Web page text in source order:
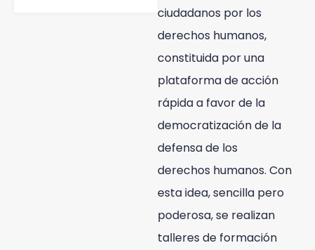
ciudadanos por los
derechos humanos,
constituida por una
plataforma de acción
rápida a favor de la
democratización de la
defensa de los
derechos humanos. Con
esta idea, sencilla pero
poderosa, se realizan
talleres de formación